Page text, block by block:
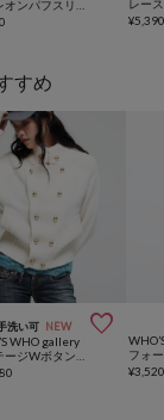
レー
¥
すめ
洗い可 NEW 
WHO gallery
¥